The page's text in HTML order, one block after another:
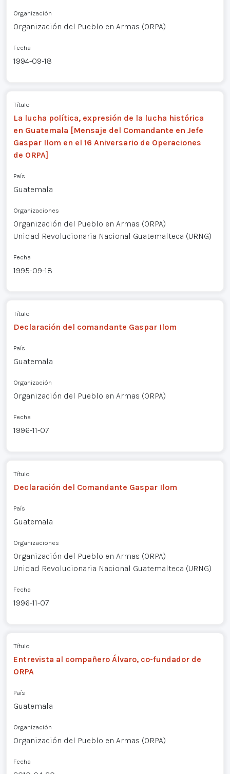
Organización
Organización del Pueblo en Armas (ORPA)
Fecha
1994-09-18
Título
La lucha política, expresión de la lucha histórica
en Guatemala [Mensaje del Comandante en Jefe
Gaspar Ilom en el 16 Aniversario de Operaciones
de ORPA]
País
Guatemala
Organizaciones
Organización del Pueblo en Armas (ORPA)
Unidad Revolucionaria Nacional Guatemalteca (URNG)
Fecha
1995-09-18
Título
Declaración del comandante Gaspar Ilom
País
Guatemala
Organización
Organización del Pueblo en Armas (ORPA)
Fecha
1996-11-07
Título
Declaración del Comandante Gaspar Ilom
País
Guatemala
Organizaciones
Organización del Pueblo en Armas (ORPA)
Unidad Revolucionaria Nacional Guatemalteca (URNG)
Fecha
1996-11-07
Título
Entrevista al compañero Álvaro, co-fundador de
ORPA
País
Guatemala
Organización
Organización del Pueblo en Armas (ORPA)
Fecha